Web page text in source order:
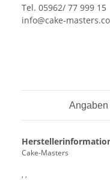
Tel. 05962/ 77 999 15
info@cake-
Angaben
Cake-Masters
, ,